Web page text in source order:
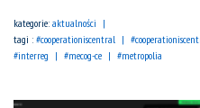
kategorie: aktualności
tagi : #cooperationiscentral
#interreg
#mecog-ce #metropolia